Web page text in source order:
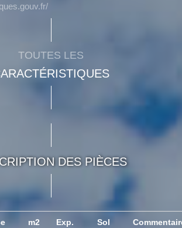
TOUTES LES
DES PIÈCES
m2 Exp. Sol